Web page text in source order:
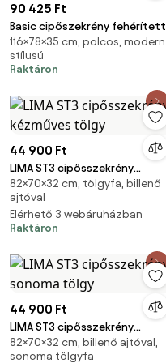
90 425 Ft
Basic cipőszekrény fehérített
fenyő 78 x 116 cm
116×78×35 cm, polcos, modern
stílusú
Raktáron
44 900 Ft
LIMA ST3 cipősszekrény
kézműves tölgy
82×70×32 cm, tölgyfa, billenő
ajtóval
Elérhető 3 webáruházban
Raktáron
44 900 Ft
LIMA ST3 cipősszekrény
sonoma tölgy
82×70×32 cm, billenő ajtóval,
sonoma tölgyfa